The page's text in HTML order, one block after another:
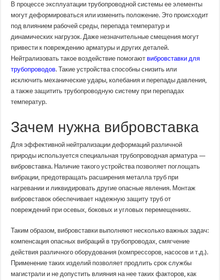
вибровставки
для
трубопроводов
В процессе эксплуатации трубопроводной системы ее элементы
могут деформироваться или изменить положение. Это происходит
под влиянием рабочей среды, перепада температур и
динамических нагрузок. Даже незначительные смещения могут
привести к повреждению арматуры и других деталей.
Нейтрализовать такое воздействие помогаютвибровставки для
трубопроводов. Такие устройства способны снизить или
исключить механические удары, колебания и перепады давления,
а также защитить трубопроводную систему при перепадах
температур.
Зачем нужна вибровставка
Для эффективной нейтрализации деформаций различной
природы используется специальная трубопроводная арматура —
вибровставка. Наличие такого устройства позволяет поглощать
вибрации, предотвращать расширения металла труб при
нагревании и ликвидировать другие опасные явления. Монтаж
вибровставок обеспечивает надежную защиту труб от
повреждений при осевых, боковых и угловых перемещениях.
Таким образом, вибровставки выполняют несколько важных задач:
компенсация опасных вибраций в трубопроводах, смягчение
действия различного оборудования (компрессоров, насосов и т.д.).
Применение таких изделий позволяет продлить срок службы
магистрали и не допустить влияния на нее таких факторов, как